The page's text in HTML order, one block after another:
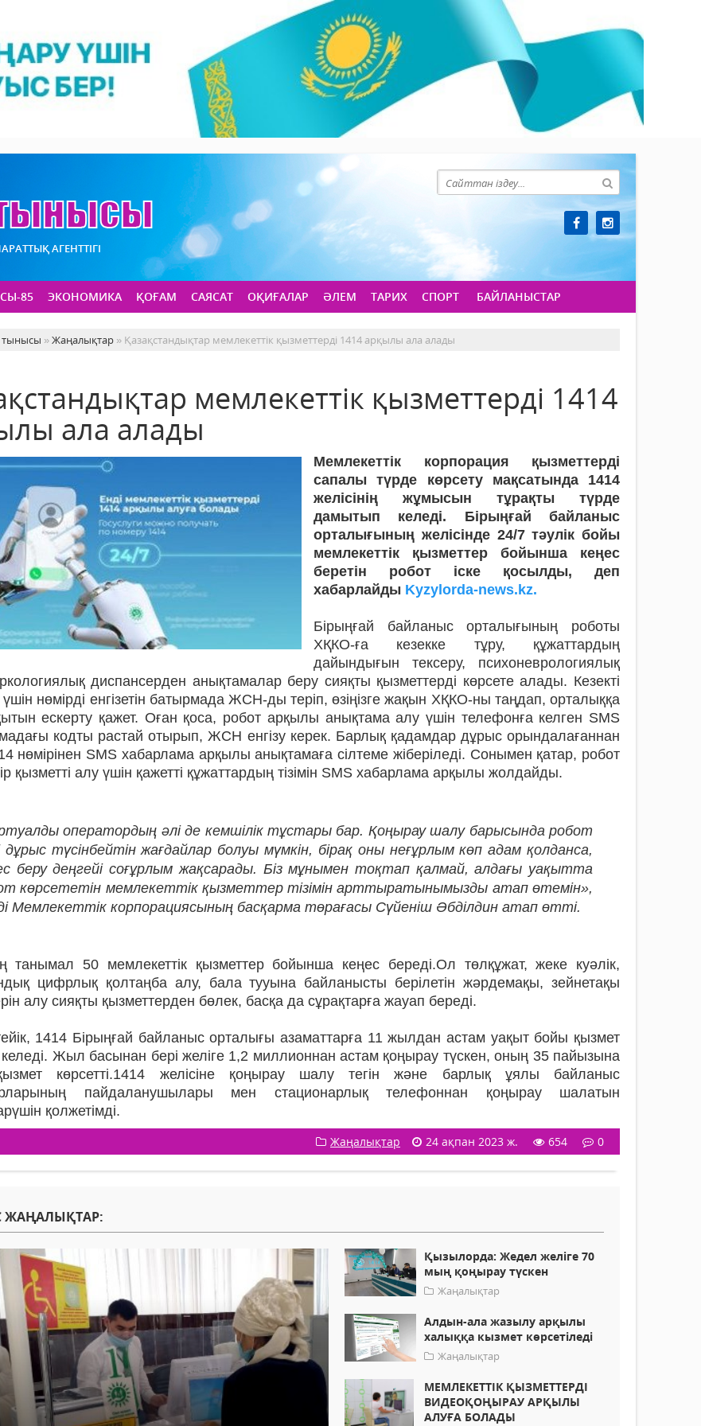
АГЕНТТІГІ
85 ЭКОНОМИКА ҚОҒАМ САЯСАТ ОҚИҒАЛАР ӘЛЕМ ТАРИХ СПОРТ БАЙЛАНЫСТАР
тынысы »Жаңалықтар » Қазақстандықтар мемлекеттік қызметтерді 1414 арқылы ала алады
мемлекеттік қызметтерді 1414
ала алады
Мемлекеттік корпорация қызметтерді
сапалы түрде көрсету мақсатында 1414
желісінің жұмысын тұрақты түрде
дамытып келеді. Бірыңғай байланыс
орталығының желісінде 24/7 тәулік бойы
мемлекеттік қызметтер бойынша кеңес
беретін робот іске қосылды, деп
хабарлайды Kyzylorda-news.kz.
Бірыңғай байланыс орталығының роботы
ХҚКО-ға кезекке тұру, құжаттардың
дайындығын тексеру, психоневрологиялық
диспансерден анықтамалар беру сияқты қызметтерді көрсете алады. Кезекті
нөмірді енгізетін батырмада ЖСН-ды теріп, өзіңізге жақын ХҚКО-ны таңдап, орталыққа
ескерту қажет. Оған қоса, робот арқылы анықтама алу үшін телефонға келген SMS
кодты растай отырып, ЖСН енгізу керек. Барлық қадамдар дұрыс орындалағаннан
нөмірінен SMS хабарлама арқылы анықтамаға сілтеме жіберіледі. Сонымен қатар, робот
қызметті алу үшін қажетті құжаттардың тізімін SMS хабарлама арқылы жолдайды.
оператордың әлі де кемшілік тұстары бар. Қоңырау шалу барысында робот
дұрыс түсінбейтін жағдайлар болуы мүмкін, бірақ оны неғұрлым көп адам қолданса,
беру деңгейі соғұрлым жақсарады. Біз мұнымен тоқтап қалмай, алдағы уақытта
көрсететін мемлекеттік қызметтер тізімін арттыратынымызды атап өтемін»,
Мемлекеттік корпорациясының басқарма төрағасы Сүйеніш Әбділдин атап өтті.
танымал 50 мемлекеттік қызметтер бойынша кеңес береді.Ол төлқұжат, жеке куәлік,
цифрлық қолтаңба алу, бала тууына байланысты берілетін жәрдемақы, зейнетақы
алу сияқты қызметтерден бөлек, басқа да сұрақтарға жауап береді.
1414 Бірыңғай байланыс орталығы азаматтарға 11 жылдан астам уақыт бойы қызмет
келеді. Жыл басынан бері желіге 1,2 миллионнан астам қоңырау түскен, оның 35 пайызына
көрсетті.1414 желісіне қоңырау шалу тегін және барлық ұялы байланыс
пайдаланушылары мен стационарлық телефоннан қоңырау шалатын
қолжетімді.
Жаңалықтар 24 ақпан 2023 ж. 654 0
ЖАҢАЛЫҚТАР:
Қызылорда: Жедел желіге 70
мың қоңырау түскен
Жаңалықтар
Алдын-ала жазылу арқылы
халыққа кызмет көрсетіледі
Жаңалықтар
МЕМЛЕКЕТТІК ҚЫЗМЕТТЕРДІ
ВИДЕОҚОҢЫРАУ АРҚЫЛЫ
АЛУҒА БОЛАДЫ